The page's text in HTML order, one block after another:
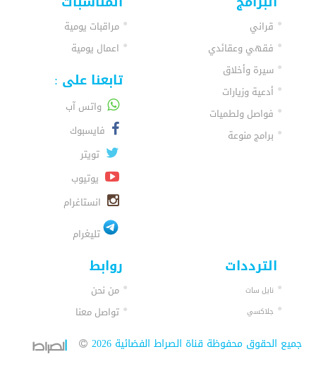
قراني
فقهي وعقائدي
سيرة وأخلاق
أدعية وزيارات
فواصل ولطميات
برامج منوعة
مراقبات يومية
اعمال يومية
تابعنا على :
واتس آب
فايسبوك
تويتر
يوتيوب
انستاغرام
تليغرام
الترددات
نايل سات
جلاكسي
روابط
من نحن
تواصل معنا
جميع الحقوق محفوظة قناة الصراط الفضائية 2026